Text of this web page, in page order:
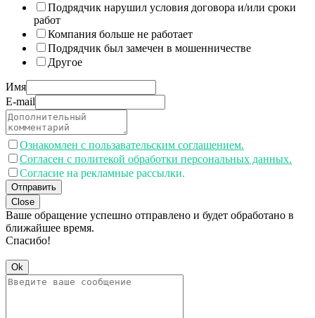
Подрядчик нарушил условия договора и/или сроки
работ
Компания больше не работает
Подрядчик был замечен в мошенничестве
Другое
Имя
E-mail
Ознакомлен с пользавательским соглашением.
Согласен с политекой обработки персональных данных.
Согласие на рекламные рассылки.
Отправить
Close
Ваше обращение успешно отправлено и будет обработано в
ближайшее время.
Спасибо!
Ok